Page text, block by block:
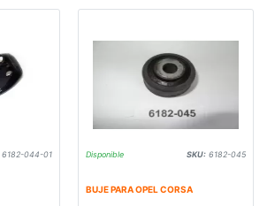
6182-044-01 Disponible SKU: 6182-045
BUJE PARA OPEL CORSA